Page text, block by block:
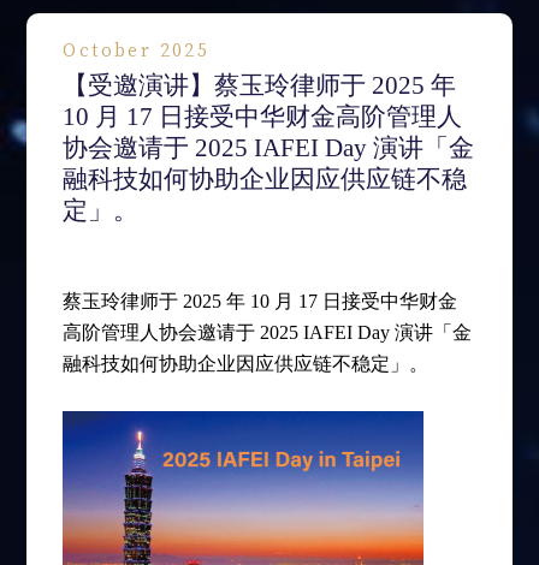
October 2025
【受邀演讲】蔡玉玲律师于 2025 年
10 月 17 日接受中华财金高阶管理人
协会邀请于 2025 IAFEI Day 演讲「金
融科技如何协助企业因应供应链不稳
定」。
蔡玉玲律师于 2025 年 10 月 17 日接受中华财金
高阶管理人协会邀请于 2025 IAFEI Day 演讲「金
融科技如何协助企业因应供应链不稳定」。